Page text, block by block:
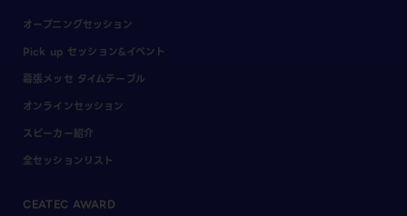
オープニングセッション
Pick up セッション&イベント
幕張メッセ タイムテーブル
オンラインセッション
スピーカー紹介
全セッションリスト
CEATEC AWARD